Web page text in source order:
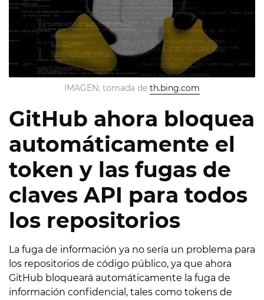
IMAGEN: tomada de th.bing.com
GitHub ahora bloquea
automáticamente el
token y las fugas de
claves API para todos
los repositorios
La fuga de información ya no sería un problema para
los repositorios de código público, ya que ahora
GitHub bloqueará automáticamente la fuga de
información confidencial, tales como tokens de